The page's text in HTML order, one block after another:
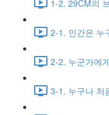
1-2. 29CM의
2-1. 인간은 누
2-2. 누군가에
3-1. 누구나 처